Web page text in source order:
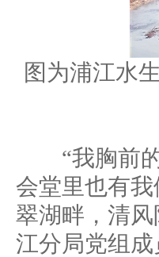
图为浦江水
“我胸前的
会堂里也有
翠湖畔，清
江分局党组